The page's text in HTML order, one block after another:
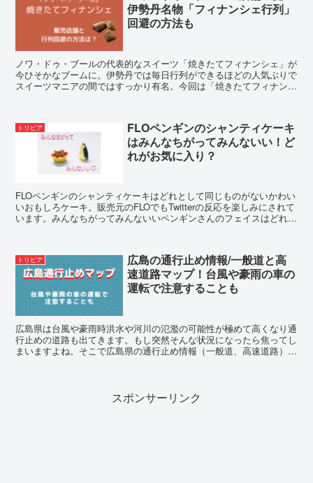
伊勢丹名物「フィナンシェ行列」
回避の方法も
ノワ・ドゥ・ブールの代表的なスイーツ「焼きたてフィナンシェ」が
今ひそかなブームに。伊勢丹では毎日行列ができるほどの人気ぶりで
スイーツマニアの間ではすっかり有名。今回は「焼きたてフィナンシ
トリビア
FLOペンギンのシャンティケーキ
はみんなちがってみんないい！ど
れがお気に入り？
FLOペンギンのシャンティケーキはどれとして同じものがないかわい
いおもしろケーキ。販売元のFLOでもTwitterの反応を楽しみにされて
います。みんなちがってみんないいペンギンさんのフェイスはどれも
トリビア
広島の通行止め情報/一般道と高
速道路マップ！台風や豪雨の車の
運転で注意することも
広島県は台風や豪雨時洪水や河川の氾濫の可能性が極めて高くなり通
行止めの道路も出てきます。もし突然そんな状況になったら焦ってし
まいますよね。そこで広島県の通行止め情報（一般道、高速道路）を
スポンサーリンク